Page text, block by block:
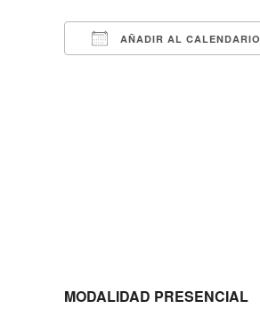
AÑADIR AL CALENDARIO
MODALIDAD PRESENCIAL